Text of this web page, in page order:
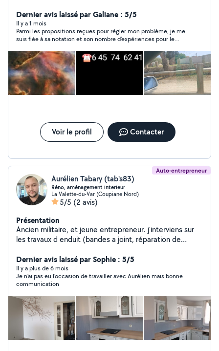
Dernier avis laissé par Galiane : 5/5
Il y a 1 mois
Parmi les propositions reçues pour régler mon problème, je me
suis fiée à sa notation et son nombre d'expériences pour le
dès le lendemain. En + d'être appliqué, efficace et très
compétent dans son travail, ses qualités humaines
(adaptabilité, écoute) sont également indéniables. Enfin, car je
pense que c'est un élément important, ses tarifs défient
vraiment toute concurrence
Voir le profil Contacter
Auto-entrepreneur
Aurélien Tabary (tab's83)
Réno, aménagement interieur
La Valette-du-Var (Coupiane Nord)
5/5 (2 avis)
Présentation
Ancien militaire, et jeune entrepreneur. j'interviens sur
les travaux d enduit (bandes a joint, réparation de
plâtres (petites surfaces). montage de meubles,
création de dressing, montage de cuisine. petit travaux
d électricité et plomberie, pose de faïence, pose de
parquet stratifié. afin de faire un chiffrage précis , un
rendez-vous après la prise de contact est nécessaire.. n
hésitez pas à me contacter. Aurélien
Dernier avis laissé par Sophie : 5/5
Il y a plus de 6 mois
Je n'ai pas eu l'occasion de travailler avec Aurélien mais bonne
communication